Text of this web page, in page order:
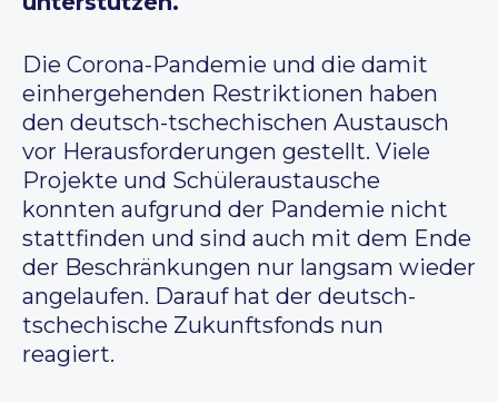
Die Corona-Pandemie und die damit
einhergehenden Restriktionen haben
den deutsch-tschechischen Austausch
vor Herausforderungen gestellt. Viele
Projekte und Schüleraustausche
konnten aufgrund der Pandemie nicht
stattfinden und sind auch mit dem Ende
der Beschränkungen nur langsam wieder
angelaufen. Darauf hat der deutsch-
tschechische Zukunftsfonds nun
reagiert.